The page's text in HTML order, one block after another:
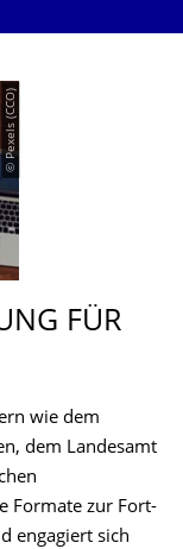
© Pexels (CCO)
FÜR
wie dem
dem Landesamt
Formate zur Fort-
engagiert sich